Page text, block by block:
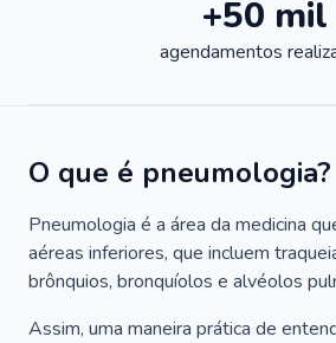
+50 mil
agendamentos
O que é pneumologia?
Pneumologia é a área da medicina
aéreas inferiores, que incluem
brônquios, bronquíolos e alvéolos
Assim, uma maneira prática de